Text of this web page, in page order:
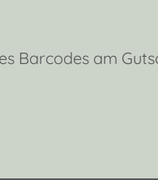
Barcodes am